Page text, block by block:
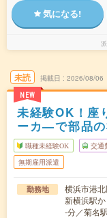
気になる!
未読
NEW
掲載日 2026/08/06
未経験OK！座
ーカ―で部品
職種未経験OK 交通
無期雇用派遣
勤務地
横浜市港
新横浜駅
-分／菊名